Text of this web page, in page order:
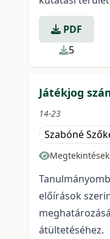
PDF
5
Játékjog
14-23
Szabóné
előírások
átültetéséhez.